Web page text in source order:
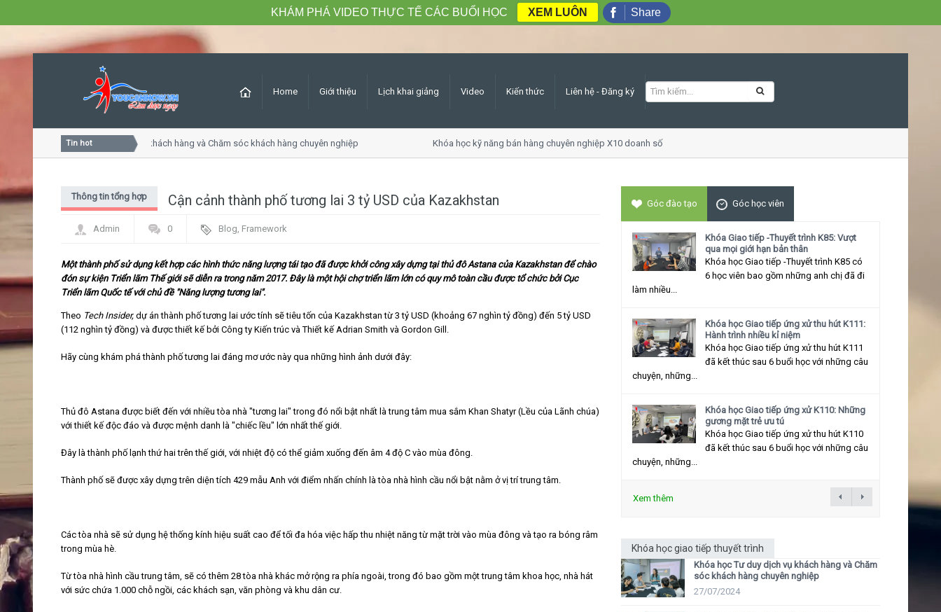
Home Giới thiệu Lịch khai giảng Video Kiến thức Liên hệ - Đăng ký
Tin hot
Khóa học Tư duy dịch vụ khách hàng và Chăm sóc khách hàng chuyên nghiệp Khóa học kỹ năng bán hàng chuyên nghiệp X10 doanh số
Cận cảnh thành phố tương lai 3 tỷ USD của Kazakhstan
Thông tin tổng hợp
Admin 0 Blog, Framework
Một thành phố sử dụng kết hợp các hình thức năng lượng tái tạo đã được khởi công xây dựng tại thủ đô Astana của Kazakhstan để chào
đón sự kiện Triển lãm Thế giới sẽ diễn ra trong năm 2017. Đây là một hội chợ triển lãm lớn có quy mô toàn cầu được tổ chức bởi Cục
Triển lãm Quốc tế với chủ đề "Năng lượng tương lai".
Theo Tech Insider, dự án thành phố tương lai ước tính sẽ tiêu tốn của Kazakhstan từ 3 tỷ USD (khoảng 67 nghìn tỷ đồng) đến 5 tỷ USD
(112 nghìn tỷ đồng) và được thiết kế bởi Công ty Kiến trúc và Thiết kế Adrian Smith và Gordon Gill.
Hãy cùng khám phá thành phố tương lai đáng mơ ước này qua những hình ảnh dưới đây:
Thủ đô Astana được biết đến với nhiều tòa nhà "tương lai" trong đó nổi bật nhất là trung tâm mua sắm Khan Shatyr (Lều của Lãnh chúa)
với thiết kế độc đáo và được mệnh danh là "chiếc lều" lớn nhất thế giới.
Đây là thành phố lạnh thứ hai trên thế giới, với nhiệt độ có thể giảm xuống đến âm 4 độ C vào mùa đông.
Thành phố sẽ được xây dựng trên diện tích 429 mẫu Anh với điểm nhấn chính là tòa nhà hình cầu nổi bật nằm ở vị trí trung tâm.
Các tòa nhà sẽ sử dụng hệ thống kính hiệu suất cao để tối đa hóa việc hấp thu nhiệt năng từ mặt trời vào mùa đông và tạo ra bóng râm
trong mùa hè.
Từ tòa nhà hình cầu trung tâm, sẽ có thêm 28 tòa nhà khác mở rộng ra phía ngoài, trong đó bao gồm một trung tâm khoa học, nhà hát
với sức chứa 1.000 chỗ ngồi, các khách sạn, văn phòng và khu dân cư.
Góc đào tạo Góc học viên
Khóa Giao tiếp -Thuyết trình K85: Vượt
qua mọi giới hạn bản thân
Khóa học Giao tiếp -Thuyết trình K85 có
6 học viên bao gồm những anh chị đã đi
làm nhiều...
Khóa học Giao tiếp ứng xử thu hút K111:
Hành trình nhiều kỉ niệm
Khóa học Giao tiếp ứng xử thu hút K111
đã kết thúc sau 6 buổi học với những câu
chuyện, những...
Khóa học Giao tiếp ứng xử K110: Những
gương mặt trẻ ưu tú
Khóa học Giao tiếp ứng xử thu hút K110
đã kết thúc sau 6 buổi học với những câu
chuyện, những...
Xem thêm
Khóa học giao tiếp thuyết trình
Khóa học Tư duy dịch vụ khách hàng và Chăm
sóc khách hàng chuyên nghiệp
27/07/2024
KHÁM PHÁ VIDEO THỰC TẾ CÁC BUỔI HỌC XEM LUÔN Share